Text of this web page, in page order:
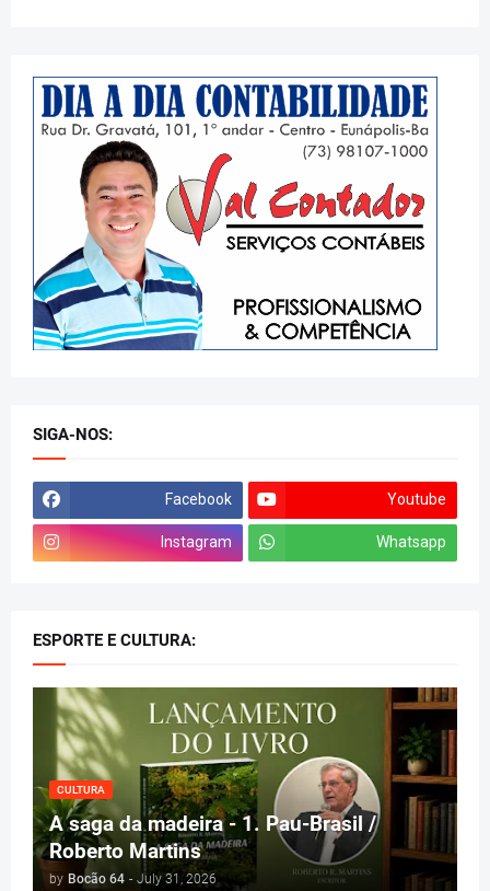
SIGA-NOS:
Facebook Youtube
Instagram Whatsapp
ESPORTE E CULTURA:
CULTURA
A saga da madeira - 1. Pau-Brasil /
Roberto Martins
by Bocão 64 - July 31, 2026